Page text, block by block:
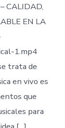
CALIDAD,
EN LA
1.mp4
trata de
en vivo es
que
para